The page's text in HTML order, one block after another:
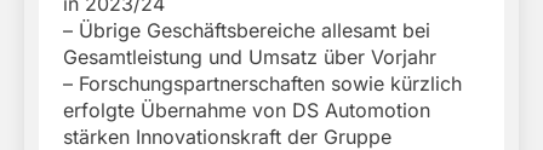
– Übrige Geschäftsbereiche allesamt bei
Gesamtleistung und Umsatz über Vorjahr
– Forschungspartnerschaften sowie kürzlich
erfolgte Übernahme von DS Automotion
stärken Innovationskraft der Gruppe